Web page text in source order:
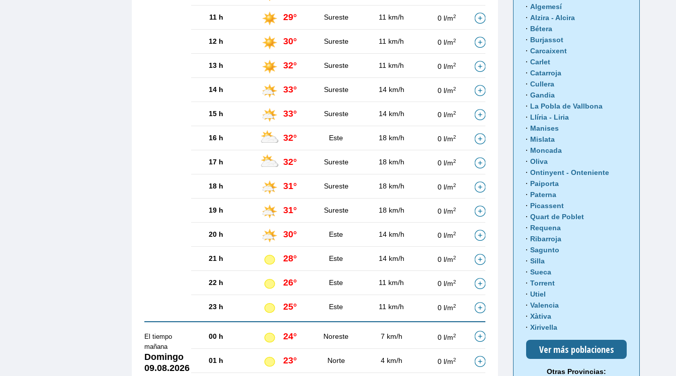
11 h 29° Sureste 11 km/h 0 l/m2
12 h 30° Sureste 11 km/h 0 l/m2
13 h 32° Sureste 11 km/h 0 l/m2
14 h 33° Sureste 14 km/h 0 l/m2
15 h 33° Sureste 14 km/h 0 l/m2
16 h 32° Este 18 km/h 0 l/m2
17 h 32° Sureste 18 km/h 0 l/m2
18 h 31° Sureste 18 km/h 0 l/m2
19 h 31° Sureste 18 km/h 0 l/m2
20 h 30° Este 14 km/h 0 l/m2
21 h 28° Este 14 km/h 0 l/m2
22 h 26° Este 11 km/h 0 l/m2
23 h 25° Este 11 km/h 0 l/m2
El tiempo
mañana
Domingo
09.08.2026
00 h 24° Noreste 7 km/h 0 l/m2
01 h 23° Norte 4 km/h 0 l/m2
Algemesí
Alzira - Alcira
Bétera
Burjassot
Carcaixent
Carlet
Catarroja
Cullera
Gandia
La Pobla de Vallbona
Llíria - Liria
Manises
Mislata
Moncada
Oliva
Ontinyent - Onteniente
Paiporta
Paterna
Picassent
Quart de Poblet
Requena
Ribarroja
Sagunto
Silla
Sueca
Torrent
Utiel
Valencia
Xàtiva
Xirivella
Ver más poblaciones
Otras Provincias: